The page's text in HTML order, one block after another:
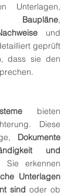
Unterlagen,
Baupläne
und
geprüft
dass sie den
bieten
Diese
Dokumente
und
Sie erkennen
Unterlagen
sind oder ob